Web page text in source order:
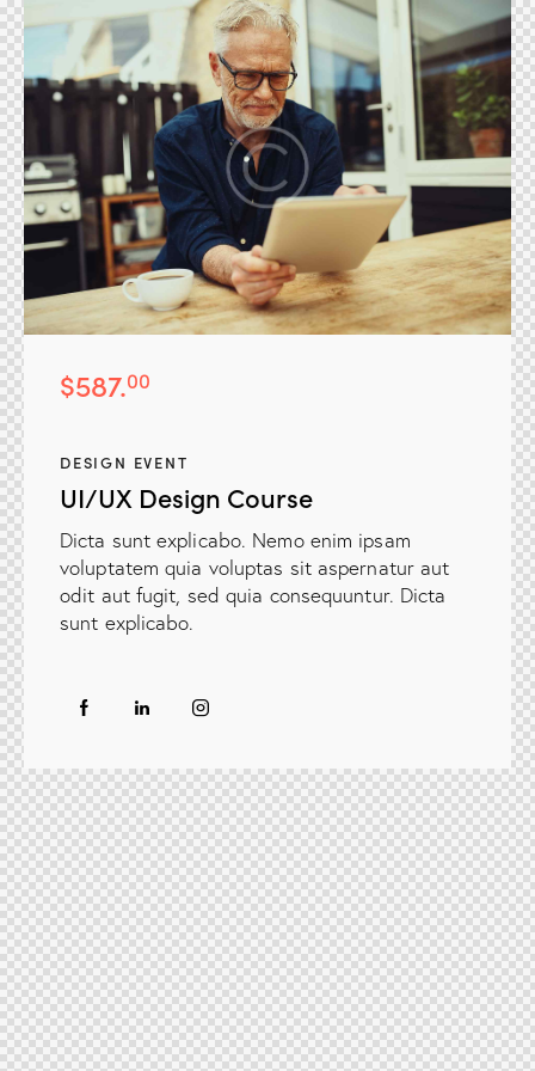
$587.00
DESIGN EVENT
UI/UX Design Course
Dicta sunt explicabo. Nemo enim ipsam
voluptatem quia voluptas sit aspernatur aut
odit aut fugit, sed quia consequuntur. Dicta
sunt explicabo.